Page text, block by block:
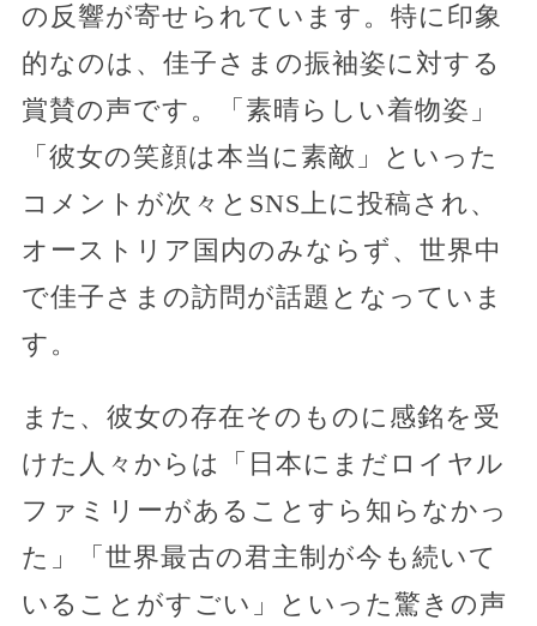
の反響が寄せられています。特に印象
的なのは、佳子さまの振袖姿に対する
賞賛の声です。「素晴らしい着物姿」
「彼女の笑顔は本当に素敵」といった
コメントが次々とSNS上に投稿され、
オーストリア国内のみならず、世界中
で佳子さまの訪問が話題となっていま
す。
また、彼女の存在そのものに感銘を受
けた人々からは「日本にまだロイヤル
ファミリーがあることすら知らなかっ
た」「世界最古の君主制が今も続いて
いることがすごい」といった驚きの声